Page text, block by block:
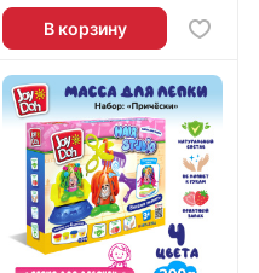
200 potВ корзину